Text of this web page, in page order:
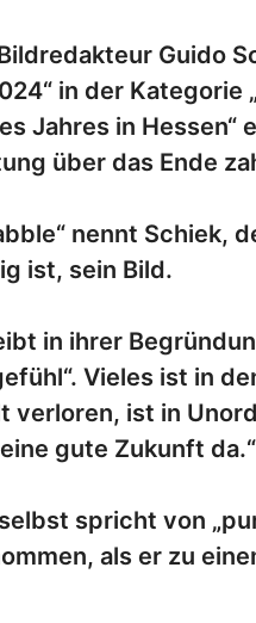
Guido
in der
Jahres in
über das Ende
nennt Schiek,
ist, sein Bild.
in ihrer
Vieles ist in
verloren, ist in
gute Zukunft da.“
spricht von
als er zu